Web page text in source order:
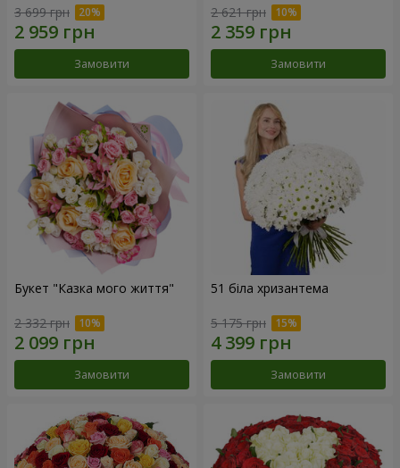
3 699 грн
Замовити
2 621 грн
Замовити
Букет "Казка мого життя"
2 332 грн
Замовити
51 біла хризантема
5 175 грн
Замовити